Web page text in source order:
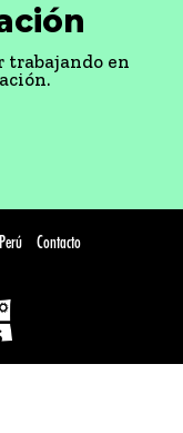
trabajando en
Contacto